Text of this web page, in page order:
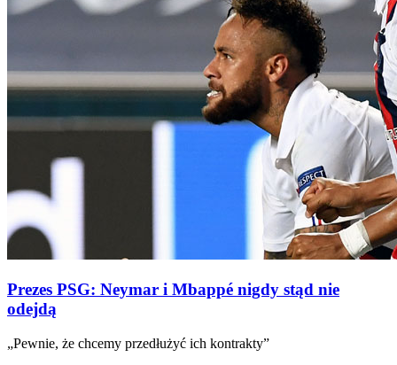
Prezes PSG: Neymar i Mbappé nigdy stąd nie
odejdą
„Pewnie, że chcemy przedłużyć ich kontrakty”